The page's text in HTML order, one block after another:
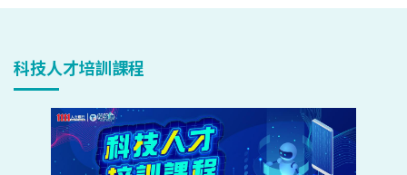
科技人才培訓課程